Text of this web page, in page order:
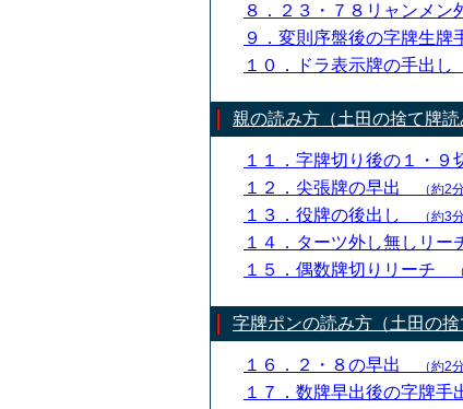
８．２３・７８リャンメ
９．変則序盤後の字牌生
１０．ドラ表示牌の手出し
親の読み方（土田の捨て牌読
１１．字牌切り後の１・
１２．尖張牌の早出 （約2
１３．役牌の後出し （約3
１４．ターツ外し無しリ
１５．偶数牌切りリーチ
字牌ポンの読み方（土田の捨
１６．２・８の早出 （約2
１７．数牌早出後の字牌